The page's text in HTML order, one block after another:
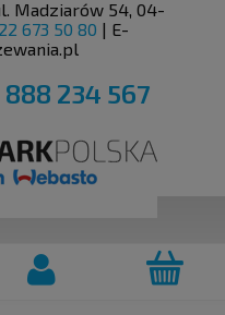
Madziarów 54, 04-
22 673 50 80 | E-
888 234 567